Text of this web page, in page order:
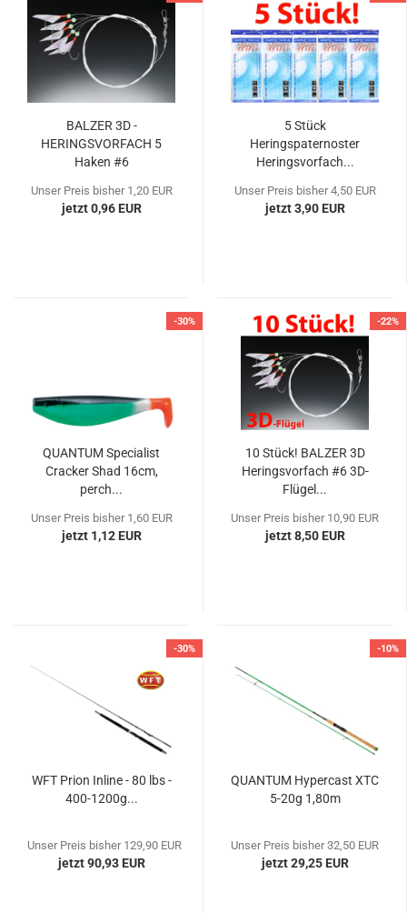
BALZER 3D -
HERINGSVORFACH 5
Haken #6
Unser Preis bisher 1,20 EUR
jetzt 0,96 EUR
5 Stück
Heringspaternoster
Heringsvorfach...
Unser Preis bisher 4,50 EUR
jetzt 3,90 EUR
-30%
QUANTUM Specialist
Cracker Shad 16cm,
perch...
Unser Preis bisher 1,60 EUR
jetzt 1,12 EUR
-22%
10 Stück! BALZER 3D
Heringsvorfach #6 3D-
Flügel...
Unser Preis bisher 10,90 EUR
jetzt 8,50 EUR
-30%
WFT Prion Inline - 80 lbs -
400-1200g...
Unser Preis bisher 129,90 EUR
jetzt 90,93 EUR
-10%
QUANTUM Hypercast XTC
5-20g 1,80m
Unser Preis bisher 32,50 EUR
jetzt 29,25 EUR